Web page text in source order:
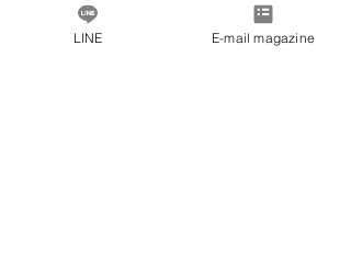
LINE E-mail magazine